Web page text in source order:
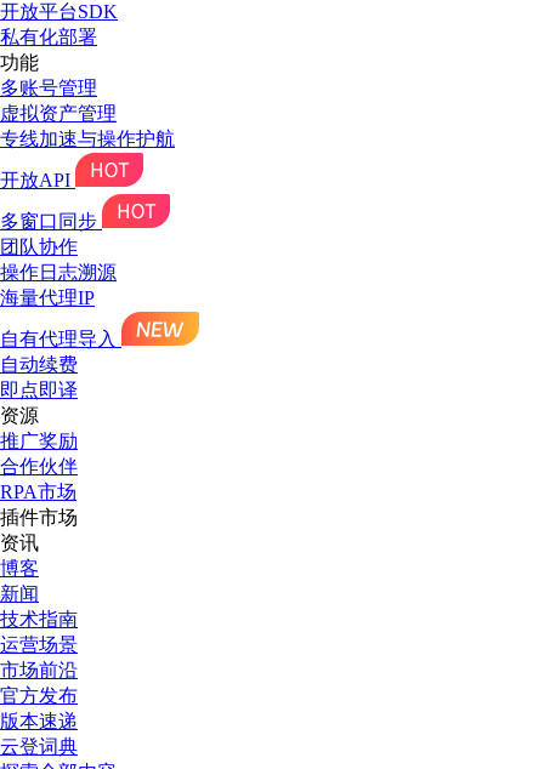
开放平台SDK
私有化部署
功能
多账号管理
虚拟资产管理
专线加速与操作护航
开放API
多窗口同步
团队协作
操作日志溯源
海量代理IP
自有代理导入
自动续费
即点即译
资源
推广奖励
合作伙伴
RPA市场
插件市场
资讯
博客
新闻
技术指南
运营场景
市场前沿
官方发布
版本速递
云登词典